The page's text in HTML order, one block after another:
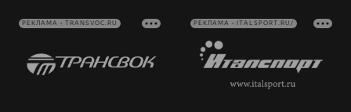
РЕКЛАМА • TRANSVOC.RU РЕКЛАМА • ITALSPORT.RU/